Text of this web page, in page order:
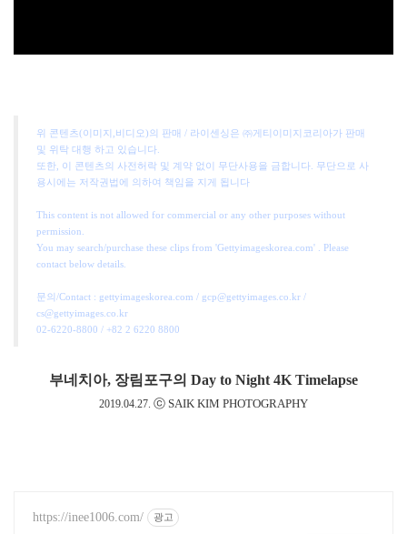
위 콘텐츠(이미지,비디오)의 판매 / 라이센싱은 ㈜게티이미지코리아가 판매
및 위탁 대행 하고 있습니다.
또한, 이 콘텐츠의 사전허락 및 계약 없이 무단사용을 금합니다. 무단으로 사
용시에는 저작권법에 의하여 책임을 지게 됩니다
This content is not allowed for commercial or any other purposes without
permission.
You may search/purchase these clips from 'Gettyimageskorea.com' . Please
contact below details.
문의/Contact : gettyimageskorea.com / gcp@gettyimages.co.kr /
cs@gettyimages.co.kr
02-6220-8800 / +82 2 6220 8800
부네치아, 장림포구의 Day to Night 4K Timelapse
2019.04.27. ⓒ SAIK KIM PHOTOGRAPHY
https://inee1006.com/ 광고